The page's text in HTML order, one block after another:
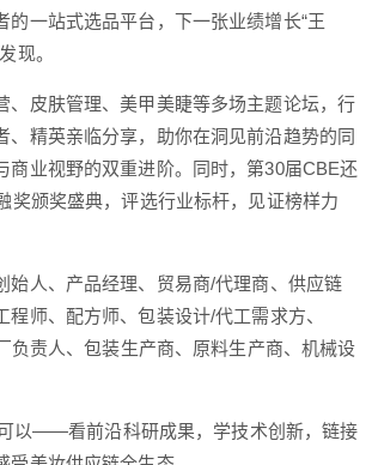
的一站式选品平台，下一张业绩增长“王
现。
、皮肤管理、美甲美睫等多场主题论坛，行
、精英亲临分享，助你在洞见前沿趋势的同
商业视野的双重进阶。同时，第30届CBE还
奖颁奖盛典，评选行业标杆，见证榜样力
人、产品经理、贸易商/代理商、供应链
程师、配方师、包装设计/代工需求方、
负责人、包装生产商、原料生产商、机械设
以——看前沿科研成果，学技术创新，链接